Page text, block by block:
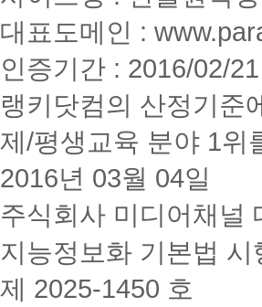
수
강
과
4
순
위)
해
커
스
원
격
서
수
목
수
될
수
있
습
니
이
트
장
학
제
도
중
적
대표도메인 :
인증기간 : 2016/02/
랭키닷컴의 산정기준
제/평생교육 분야 1위
2016년 03월 04일
주식회사 미디어채널
지능정보화 기본법
제 2025-1450 호